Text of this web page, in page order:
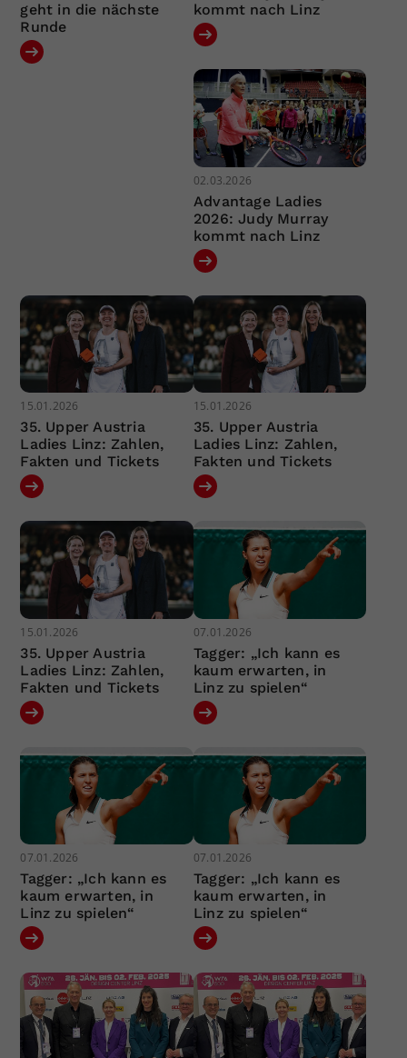
geht in die nächste
Runde
kommt nach Linz
02.03.2026
Advantage Ladies
2026: Judy Murray
kommt nach Linz
15.01.2026
35. Upper Austria
Ladies Linz: Zahlen,
Fakten und Tickets
15.01.2026
35. Upper Austria
Ladies Linz: Zahlen,
Fakten und Tickets
15.01.2026
35. Upper Austria
Ladies Linz: Zahlen,
Fakten und Tickets
07.01.2026
Tagger: „Ich kann es
kaum erwarten, in
Linz zu spielen“
07.01.2026
Tagger: „Ich kann es
kaum erwarten, in
Linz zu spielen“
07.01.2026
Tagger: „Ich kann es
kaum erwarten, in
Linz zu spielen“